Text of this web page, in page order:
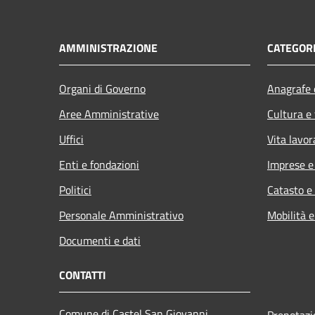
AMMINISTRAZIONE
Organi di Governo
Aree Amministrative
Uffici
Enti e fondazioni
Politici
Personale Amministrativo
Documenti e dati
Cultura
Vita
Imprese
Catasto
Mobilità
CONTATTI